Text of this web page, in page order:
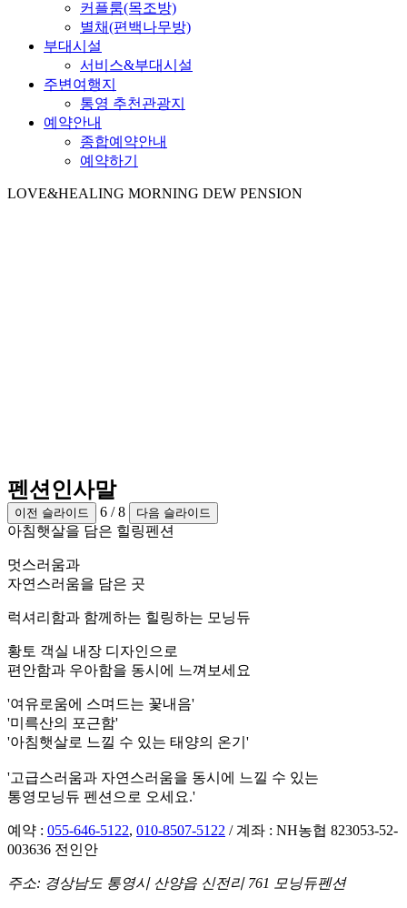
커플룸(목조방)
별채(편백나무방)
부대시설
서비스&부대시설
주변여행지
통영 추천관광지
예약안내
종합예약안내
예약하기
LOVE&HEALING MORNING DEW PENSION
이전 슬라이드 6 /8 다음 슬라이드
펜션인사말
아침햇살을 담은 힐링펜션
멋스러움과
자연스러움을 담은 곳
럭셔리함과 함께하는 힐링하는 모닝듀
황토 객실 내장 디자인으로
편안함과 우아함을 동시에 느껴보세요
'여유로움에 스며드는 꽃내음'
'미륵산의 포근함'
'아침햇살로 느낄 수 있는 태양의 온기'
'고급스러움과 자연스러움을 동시에 느낄 수 있는
통영모닝듀 펜션으로 오세요.'
예약 : 055-646-5122, 010-8507-5122 / 계좌 : NH농협 823053-52-
003636 전인안
주소: 경상남도 통영시 산양읍 신전리 761 모닝듀펜션